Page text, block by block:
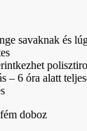
savaknak és
– 6 óra alatt
doboz